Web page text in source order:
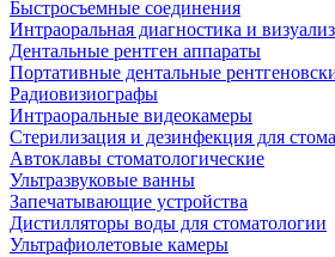
Быстросъемные соединения
Интраоральная диагностика и
Дентальные рентген аппараты
Портативные дентальные
Радиовизиографы
Интраоральные видеокамеры
Стерилизация и дезинфекция для
Автоклавы стоматологические
Ультразвуковые ванны
Запечатывающие устройства
Дистилляторы воды для стоматологии
Ультрафиолетовые камеры